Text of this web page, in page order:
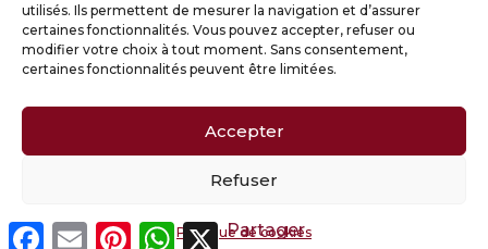
utilisés. Ils permettent de mesurer la navigation et d’assurer
certaines fonctionnalités. Vous pouvez accepter, refuser ou
modifier votre choix à tout moment. Sans consentement,
certaines fonctionnalités peuvent être limitées.
Accepter
Refuser
Politique de cookies
Ce site est la propriété exclusive de Argenterie
d’Antan, Paris – 2025
Facebook
Email PinterestWhatsApp
XPartager